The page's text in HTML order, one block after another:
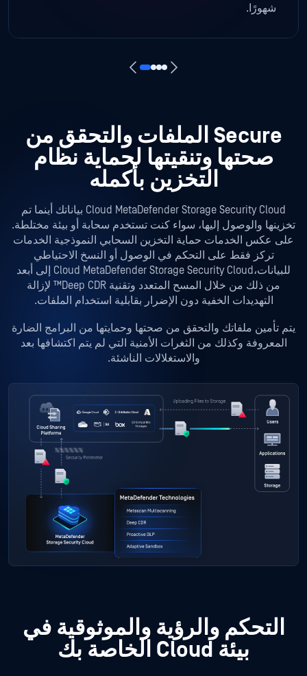
شهورًا.
Secure الملفات والتحقق من
صحتها وتنقيتها لحماية نظام
التخزين بأكمله
Cloud MetaDefender Storage Security Cloud بياناتك أينما تم
تخزينها والوصول إليها، سواء كنت تستخدم سحابة أو بيئة مختلطة.
على عكس الخدمات حماية التخزين السحابي النموذجية الخدمات
تركز فقط على التحكم في الوصول أو النسخ الاحتياطي
للبيانات،Cloud MetaDefender Storage Security Cloud إلى أبعد
من ذلك من خلال المسح المتعدد وتقنية Deep CDR™ لإزالة
التهديدات الخفية دون الإضرار بقابلية استخدام الملفات.
يتم تأمين ملفاتك والتحقق من صحتها وحمايتها من البرامج الضارة
المعروفة وكذلك من الثغرات الأمنية التي لم يتم اكتشافها بعد
والاستغلالات الناشئة.
التحكم والرؤية والموثوقية في
بيئة Cloud الخاصة بك